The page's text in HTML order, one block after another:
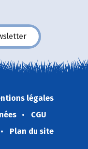
légales
CGU
Plan du site